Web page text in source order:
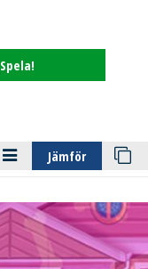
Spela!
Jämför